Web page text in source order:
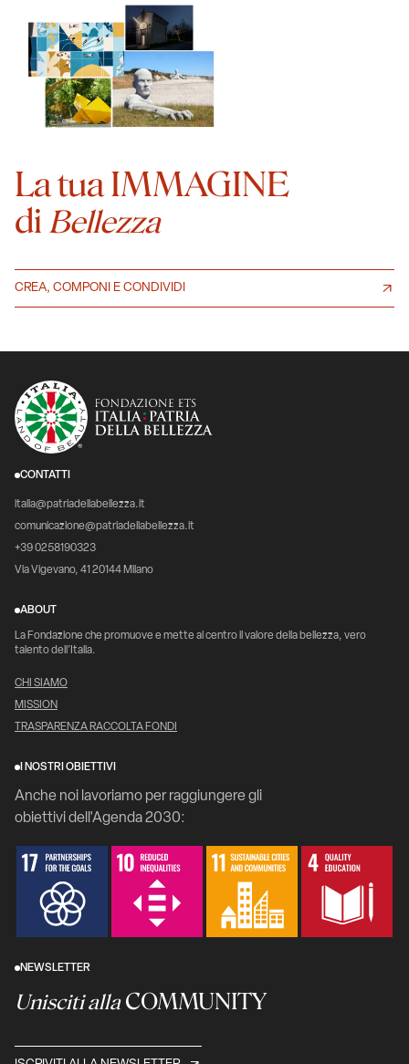
La tua IMMAGINE
di Bellezza
CREA, COMPONI E CONDIVIDI
CONTATTI
italia@patriadellabellezza.it
comunicazione@patriadellabellezza.it
+39 0258190323
Via Vigevano, 41 20144 Milano
ABOUT
La Fondazione che promuove e mette al centro il valore della bellezza, vero
talento dell’Italia.
CHI SIAMO
MISSION
TRASPARENZA RACCOLTA FONDI
I NOSTRI OBIETTIVI
Anche noi lavoriamo per raggiungere gli
obiettivi dell'Agenda 2030:
NEWSLETTER
Unisciti allaCOMMUNITY